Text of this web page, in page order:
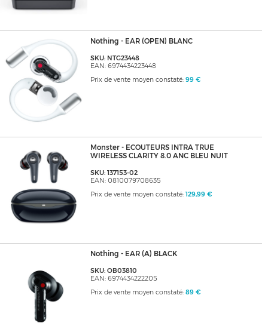
Nothing - EAR (OPEN) BLANC
SKU: NTG23448
EAN: 6974434223448
Prix de vente moyen constaté: 99 €
Monster - ECOUTEURS INTRA TRUE
WIRELESS CLARITY 8.0 ANC BLEU NUIT
SKU: 137153-02
EAN: 0810079708635
Prix de vente moyen constaté: 129,99 €
Nothing - EAR (A) BLACK
SKU: OB03810
EAN: 6974434222205
Prix de vente moyen constaté: 89 €